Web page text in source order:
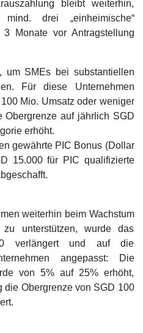
bleibt weiterhin,
drei „einheimische“
Monate vor Antragstellung
um SMEs bei substantiellen
Für diese Unternehmen
Mio. Umsatz oder weniger
Obergrenze auf jährlich SGD
erhöht.
gewährte PIC Bonus (Dollar
15.000 für PIC qualifizierte
weiterhin beim Wachstum
zu unterstützen, wurde das
verlängert und auf die
angepasst: Die
von 5% auf 25% erhöht,
Obergrenze von SGD 100